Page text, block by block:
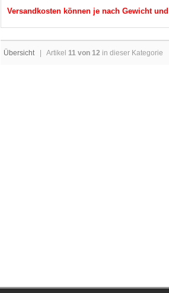
Versandkosten können je nach Gewicht
Übersicht| Artikel 11 von 12 in dieser Kategorie